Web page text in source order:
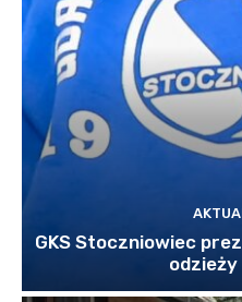
GKS Stoczniowiec
odzieży